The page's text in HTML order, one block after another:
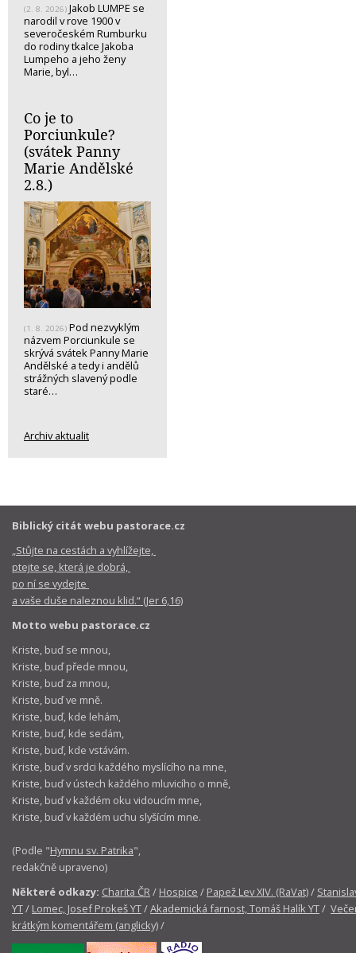
(2. 8. 2026) Jakob LUMPE se
narodil v rove 1900 v
severočeském Rumburku
do rodiny tkalce Jakoba
Lumpeho a jeho ženy
Marie, byl…
Co je to
Porciunkule?
(svátek Panny
Marie Andělské
2.8.)
(1. 8. 2026) Pod nezvyklým
názvem Porciunkule se
skrývá svátek Panny Marie
Andělské a tedy i andělů
strážných slavený podle
staré…
Archiv aktualit
Biblický citát webu pastorace.cz
„Stůjte na cestách a vyhlížejte,
ptejte se, která je dobrá,
po ní se vydejte
a vaše duše naleznou klid.“ (Jer 6,16)
Motto webu pastorace.cz
Kriste, buď se mnou,
Kriste, buď přede mnou,
Kriste, buď za mnou,
Kriste, buď ve mně.
Kriste, buď, kde lehám,
Kriste, buď, kde sedám,
Kriste, buď, kde vstávám.
Kriste, buď v srdci každého myslícího na mne,
Kriste, buď v ústech každého mluvicího o mně,
Kriste, buď v každém oku vidoucím mne,
Kriste, buď v každém uchu slyšícím mne.
(Podle "Hymnu sv. Patrika",
redakčně upraveno)
Některé odkazy: Charita ČR/ Hospice / Papež Lev XIV. (RaVat)/
YT/ Lomec, Josef Prokeš YT/Akademická farnost, Tomáš Halík YT/
krátkým komentářem (anglicky)/